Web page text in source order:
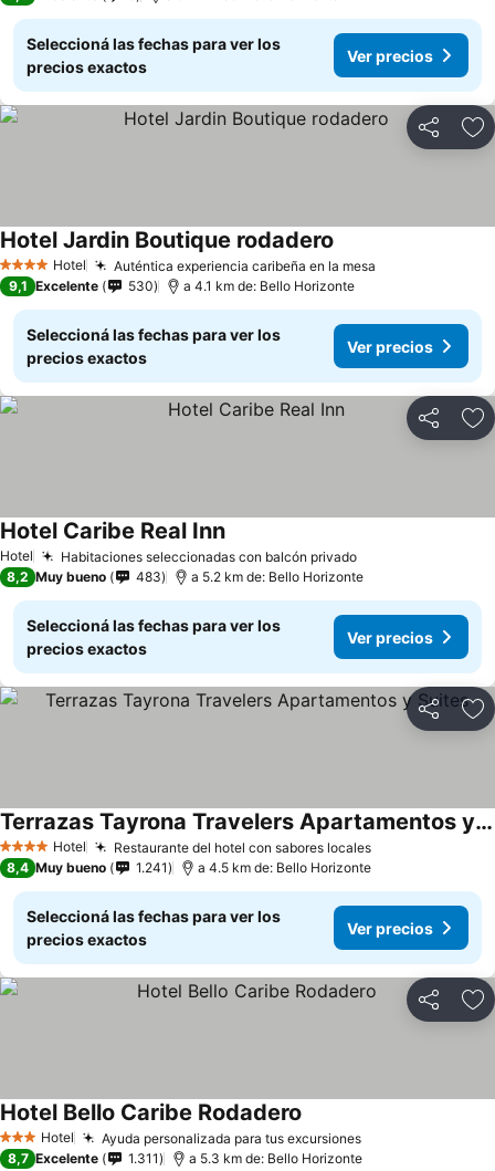
Seleccioná las fechas para ver los
precios exactos
Ver precios
Compartir
4 EstrellasHotel Auténtica experiencia caribeña en la mesa
Hotel Jardin Boutique rodadero
9,1 Excelente 530 a 4.1 km de: Bello Horizonte
Seleccioná las fechas para ver los
precios exactos
Ver precios
Compartir
Hotel Habitaciones seleccionadas con balcón privado
Hotel Caribe Real Inn
8,2 Muy bueno 483 a 5.2 km de: Bello Horizonte
Seleccioná las fechas para ver los
precios exactos
Ver precios
Compartir
4 EstrellasHotel Restaurante del hotel con sabores locales
Terrazas Tayrona Travelers Apartamentos y Suites
8,4 Muy bueno 1.241 a 4.5 km de: Bello Horizonte
Seleccioná las fechas para ver los
precios exactos
Ver precios
Compartir
3 Estrellas
Hotel Ayuda personalizada para tus excursiones
Hotel Bello Caribe Rodadero
8,7 Excelente 1.311 a 5.3 km de: Bello Horizonte